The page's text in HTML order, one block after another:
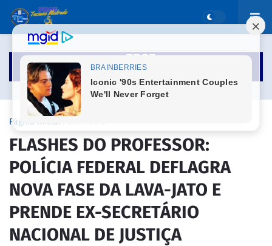
Página inicial
FLASHES DO PROFESSOR:
POLÍCIA FEDERAL DEFLAGRA
NOVA FASE DA LAVA-JATO E
PRENDE EX-SECRETÁRIO
NACIONAL DE JUSTIÇA